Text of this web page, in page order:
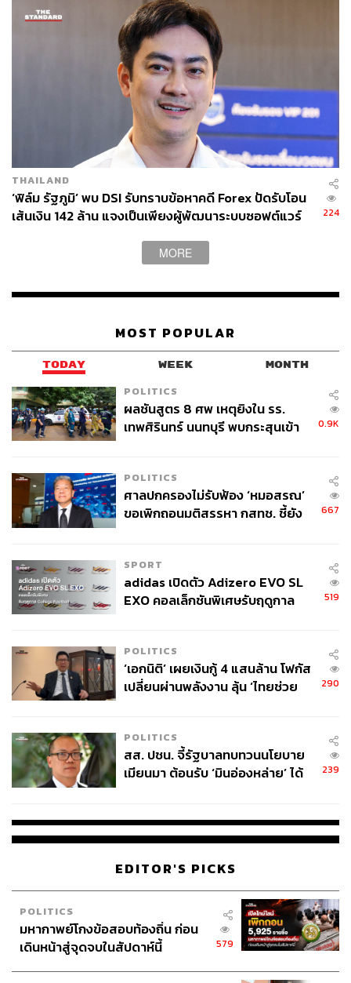
THAILAND
‘ฟิล์ม รัฐภูมิ’ พบ DSI รับทราบข้อหาคดี Forex ปัดรับโอน
เส้นเงิน 142 ล้าน แจงเป็นเพียงผู้พัฒนาระบบซอฟต์แวร์
224
MORE
MOST POPULAR
TODAY WEEK MONTH
POLITICS
ผลชันสูตร 8 ศพ เหตุยิงใน รร.
เทพศิรินทร์ นนทบุรี พบกระสุนเข้า
0.9K
POLITICS
ศาลปกครองไม่รับฟ้อง ‘หมอสรณ’
ขอเพิกถอนมติสรรหา กสทช. ชี้ยัง
667
SPORT
adidas เปิดตัว Adizero EVO SL
EXO คอลเล็กชันพิเศษรับฤดูกาล
519
POLITICS
‘เอกนิติ’ เผยเงินกู้ 4 แสนล้าน โฟกัส
เปลี่ยนผ่านพลังงาน ลุ้น ‘ไทยช่วย
290
POLITICS
สส. ปชน. จี้รัฐบาลทบทวนนโยบาย
เมียนมา ต้อนรับ ‘มินอ่องหล่าย’ ได้
239
EDITOR'S PICKS
POLITICS
มหากาพย์โกงข้อสอบท้องถิ่น ก่อน
เดินหน้าสู่จุดจบในสัปดาห์นี้
579